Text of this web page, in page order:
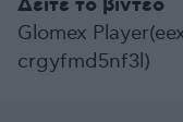
Δείτε το βίντεο
Glomex
crgyfmd5nf3l)